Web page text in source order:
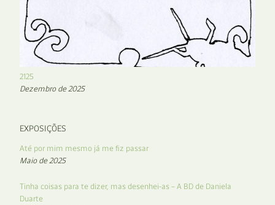
2125
Dezembro de 2025
EXPOSIÇÕES
Até por mim mesmo já me fiz passar
Maio de 2025
Tinha coisas para te dizer, mas desenhei-as – A BD de Daniela
Duarte